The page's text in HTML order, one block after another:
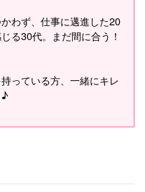
わず、仕事に邁進した20
る30代。まだ間に合う！
っている方、一緒にキレ